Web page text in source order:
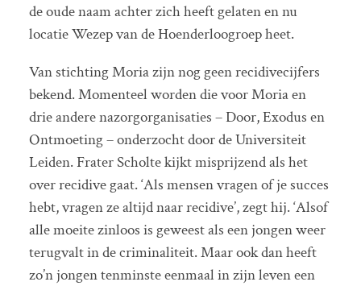
de oude naam achter zich heeft gelaten en nu
locatie Wezep van de Hoenderloogroep heet.
Van stichting Moria zijn nog geen recidivecijfers
bekend. Momenteel worden die voor Moria en
drie andere nazorgorganisaties – Door, Exodus en
Ontmoeting – onderzocht door de Universiteit
Leiden. Frater Scholte kijkt misprijzend als het
over recidive gaat. ‘Als mensen vragen of je succes
hebt, vragen ze altijd naar recidive’, zegt hij. ‘Alsof
alle moeite zinloos is geweest als een jongen weer
terugvalt in de criminaliteit. Maar ook dan heeft
zo’n jongen tenminste eenmaal in zijn leven een